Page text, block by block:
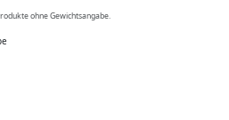
ohne Gewichtsangabe.